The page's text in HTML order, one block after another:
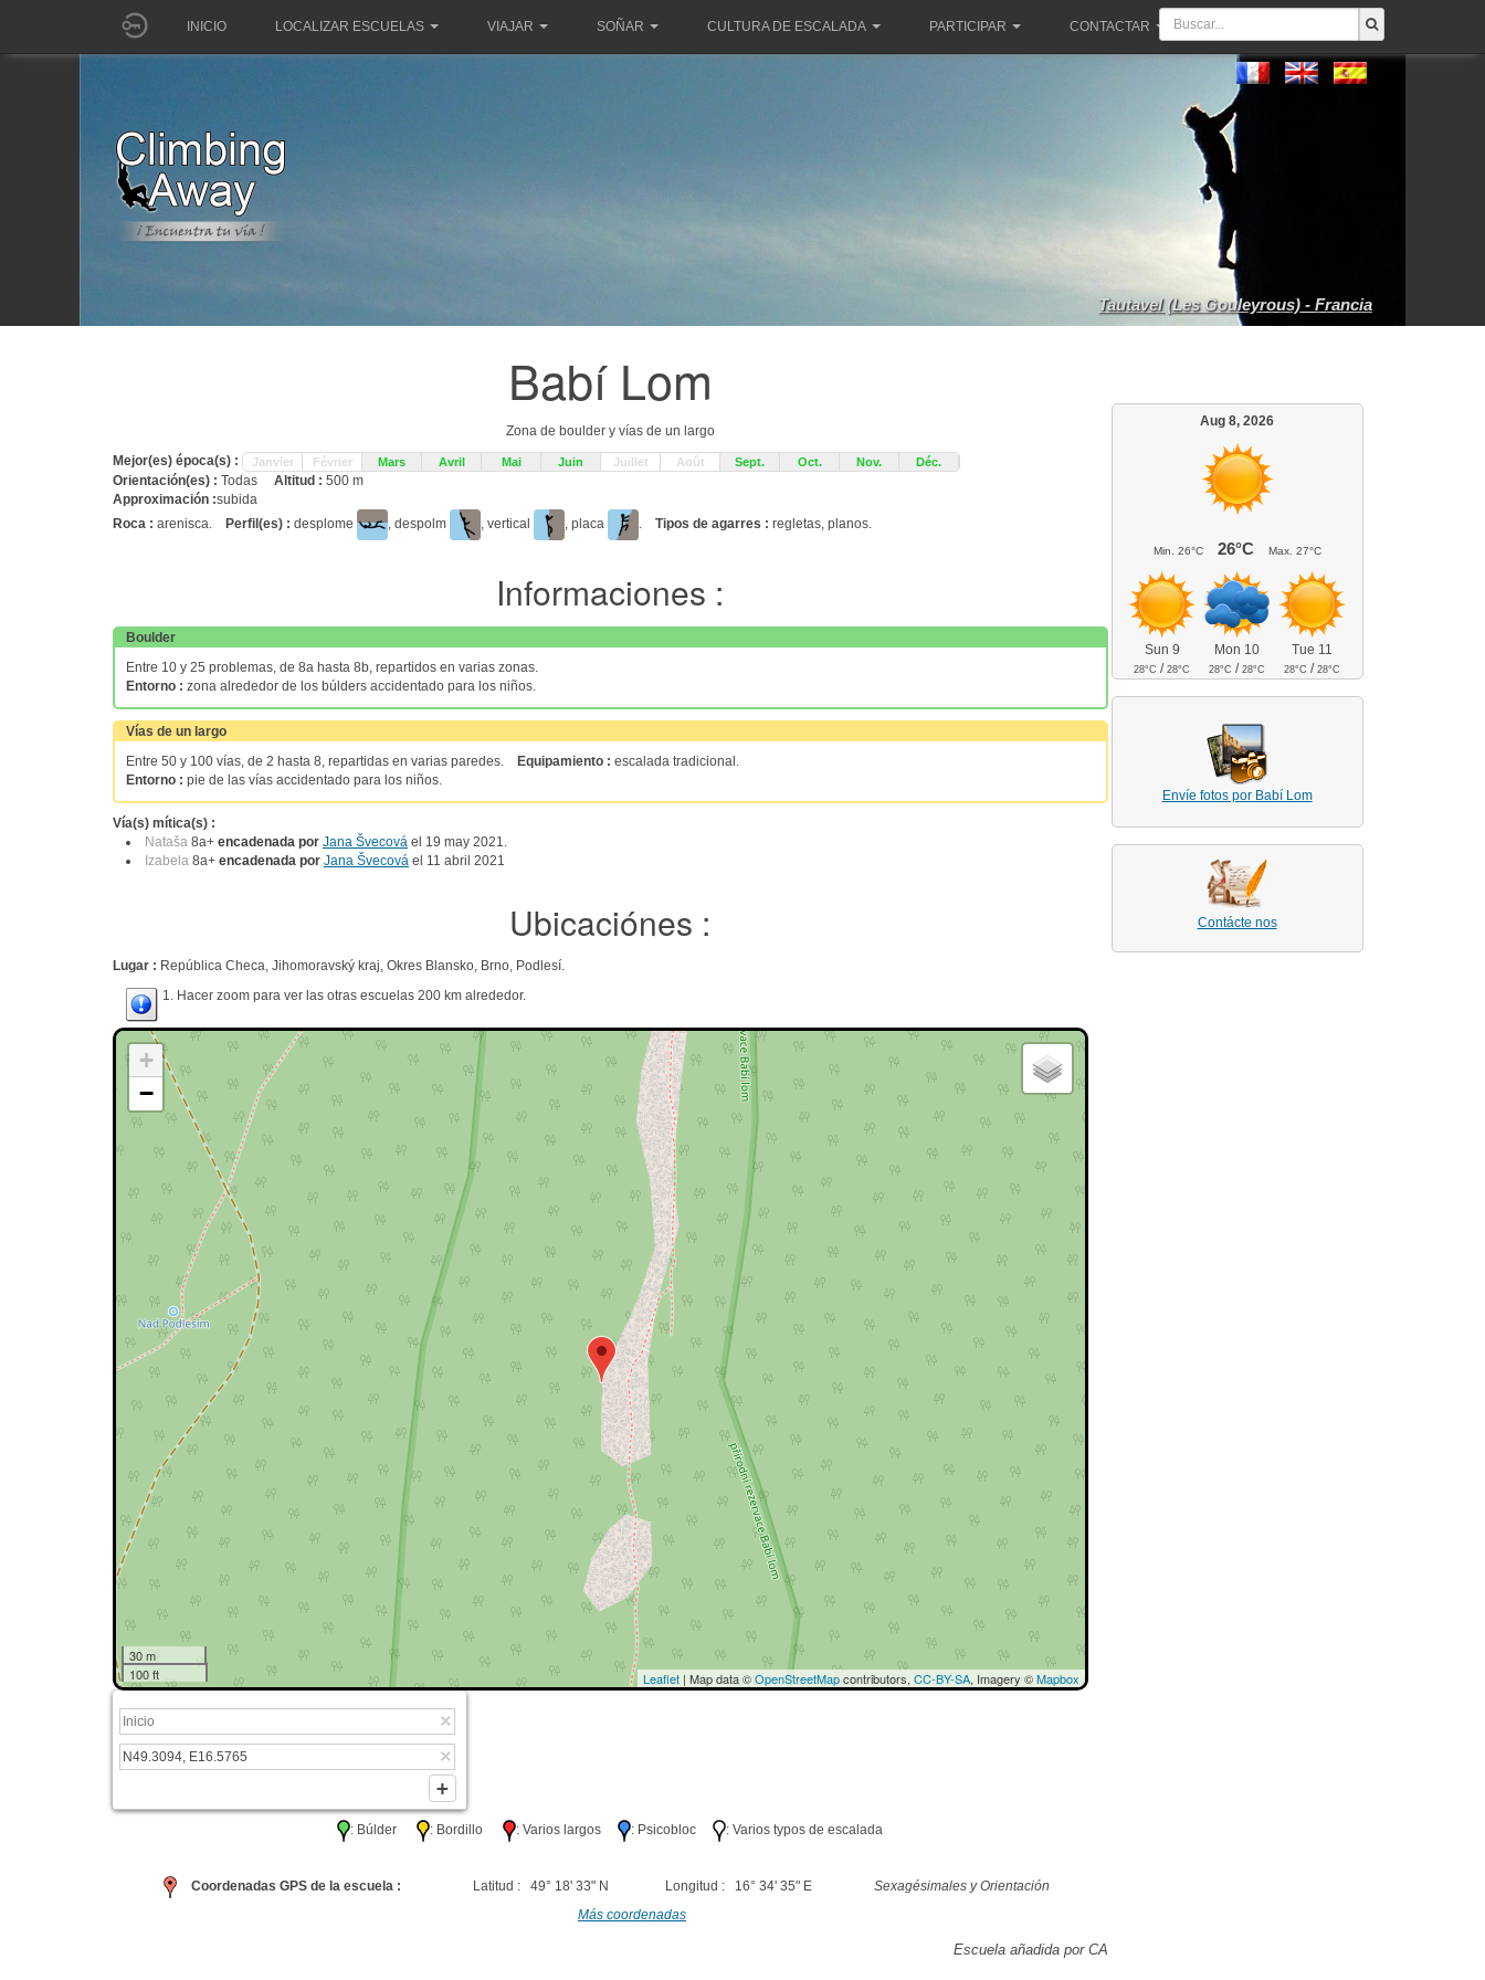
INICIO LOCALIZAR ESCUELAS VIAJAR SOÑAR CULTURA DE ESCALADA PARTICIPAR CONTACTAR
Tautavel (Les Gouleyrous) - Francia
Babí Lom
Zona de boulder y vías de un largo
Mejor(es) época(s) :
Janvier Février Mars Avril Mai Juin Juillet Août Sept. Oct. Nov. Déc.
Orientación(es) : Todas Altitud : 500 m
Approximación :subida
Roca : arenisca. Perfil(es) : desplome , despolm , vertical , placa . Tipos de agarres : regletas, planos.
Informaciones :
Boulder
Entre 10 y 25 problemas, de 8a hasta 8b, repartidos en varias zonas.
Entorno : zona alrededor de los búlders accidentado para los niños.
Vías de un largo
Entre 50 y 100 vías, de 2 hasta 8, repartidas en varias paredes.
Equipamiento : escalada tradicional.
Entorno : pie de las vías accidentado para los niños.
Vía(s) mítica(s) :
Nataša 8a+ encadenada por Jana Švecová el 19 may 2021.
Izabela 8a+ encadenada por Jana Švecová el 11 abril 2021
Ubicaciónes :
Lugar : República Checa, Jihomoravský kraj, Okres Blansko, Brno, Podlesí.
1. Hacer zoom para ver las otras escuelas 200 km alrededor.
+
−
30 m
100 ft
Leaflet| Map data ©OpenStreetMapcontributors, CC-BY-SA, Imagery ©Mapbox
: Búlder : Bordillo : Varios largos : Psicobloc : Varios typos de escalada
Coordenadas GPS de la escuela : Latitud : 49° 18' 33" N Longitud : 16° 34' 35" E
Sexagésimales y Orientación
Más coordenadas
Escuela añadida por CA
Aug 8, 2026
Min. 26°C 26°C Max. 27°C
Sun 9
28°C /28°C
Mon 10
28°C /28°C
Tue 11
28°C /28°C
Envíe fotos por Babí Lom
Contácte nos